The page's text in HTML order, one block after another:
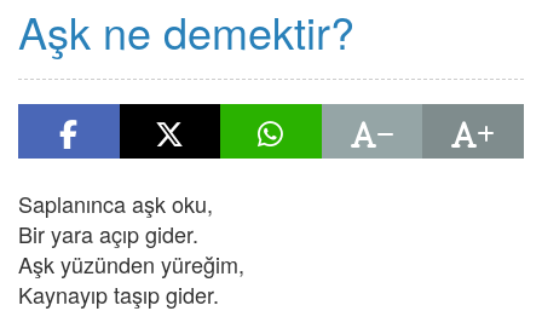
Aşk ne demektir?
Saplanınca aşk oku,
Bir yara açıp gider.
Aşk yüzünden yüreğim,
Kaynayıp taşıp gider.